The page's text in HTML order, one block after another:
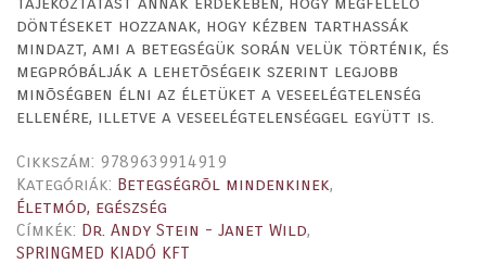
döntéseket hozzanak, hogy kézben tarthassák
mindazt, ami a betegségük során velük történik, és
megpróbálják a lehetõségeik szerint legjobb
minõségben élni az életüket a veseelégtelenség
ellenére, illetve a veseelégtelenséggel együtt is.
Cikkszám: 9789639914919
Kategóriák: Betegségrõl mindenkinek,
Életmód, egészség
Címkék: Dr. Andy Stein - Janet Wild,
SPRINGMED KIADÓ KFT